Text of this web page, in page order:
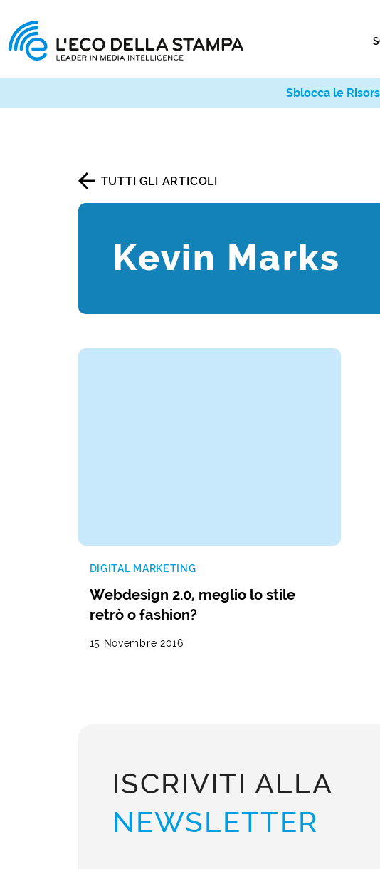
TUTTI GLI ARTICOLI
Kevin Marks
DIGITAL MARKETING
Webdesign 2.0, meglio lo stile
retrò o fashion?
15 Novembre 2016
ISCRIVITI ALLA
NEWSLETTER
Sblocca le